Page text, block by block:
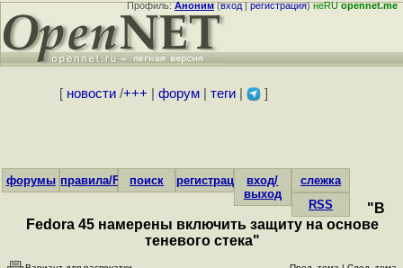
Профиль:Аноним(вход|регистрация)неRUopennet.me
[ новости/+++ форум| теги| ]
форумы правила/FAQпоиск регистрациявход/
выход
слежка
RSS
"В
Fedora 45 намерены включить защиту на основе
теневого стека"